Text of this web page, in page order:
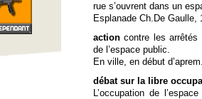
rue s’ouvrent dans un
Esplanade Ch.De Gaulle,
action contre les arrêtés
de l’espace public.
En ville, en début
débat sur la libre
L’occupation de